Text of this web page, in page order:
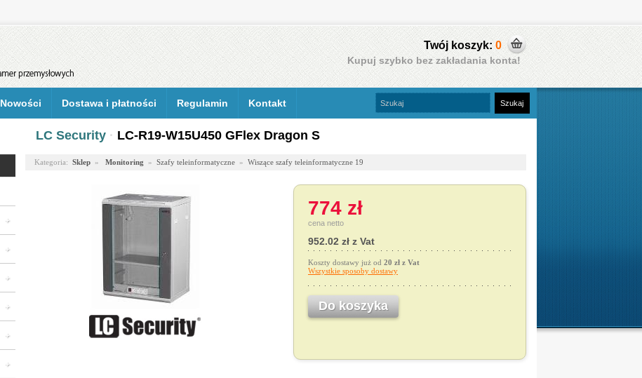
Twój koszyk: 0
Kupuj szybko bez zakładania konta!
Nowości Dostawa i płatności Regulamin Kontakt
LC Security · LC-R19-W15U450 GFlex Dragon S
Kategoria: Sklep » Monitoring » Szafy teleinformatyczne » Wiszące szafy teleinformatyczne 19
774 zł
cena netto
952.02 zł z Vat
Koszty dostawy już od 20 zł z Vat
Wszystkie sposoby dostawy
Do koszyka